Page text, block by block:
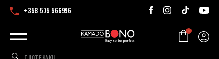
+358 505 566996
0